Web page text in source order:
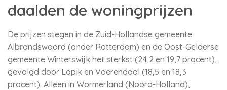
daalden de woningprijzen
De prijzen stegen in de Zuid-Hollandse gemeente
Albrandswaard (onder Rotterdam) en de Oost-Gelderse
gemeente Winterswijk het sterkst (24,2 en 19,7 procent),
gevolgd door Lopik en Voerendaal (18,5 en 18,3
procent). Alleen in Wormerland (Noord-Holland),